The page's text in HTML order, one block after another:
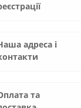
адреса і
та